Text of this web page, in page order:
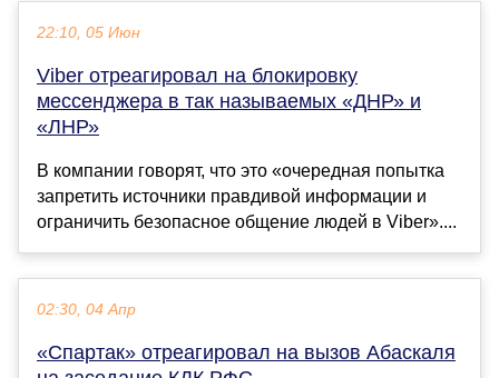
22:10, 05 Июн
Viber отреагировал на блокировку
мессенджера в так называемых «ДНР» и
«ЛНР»
В компании говорят, что это «очередная попытка
запретить источники правдивой информации и
ограничить безопасное общение людей в Viber»....
02:30, 04 Апр
«Спартак» отреагировал на вызов Абаскаля